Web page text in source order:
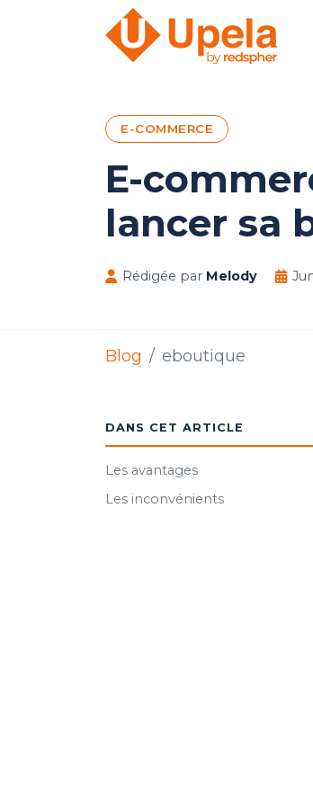
E-COMMERCE
E-
lancer sa
Rédigée par Melody
Blog eboutique
DANS CET ARTICLE
Les avantages
Les inconvénients